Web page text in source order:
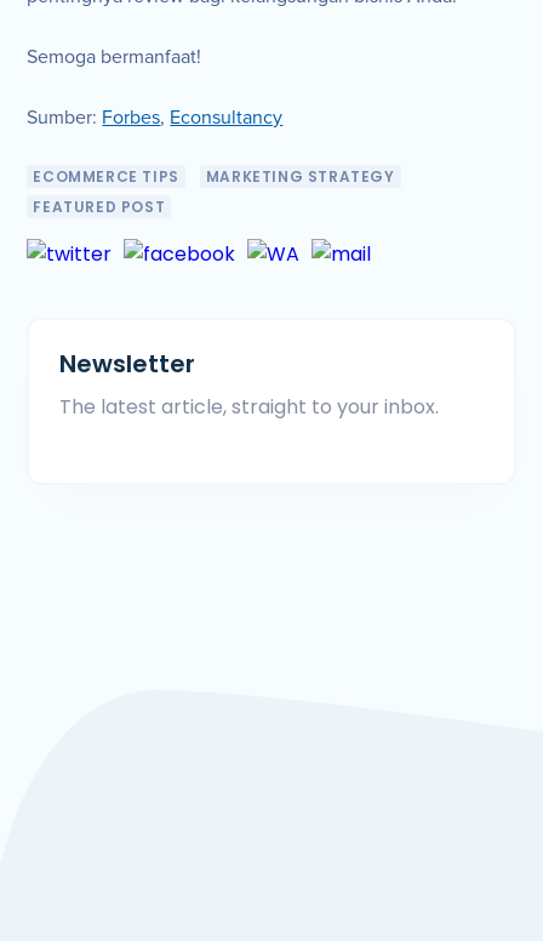
Semoga bermanfaat!
Sumber: Forbes, Econsultancy
ECOMMERCE TIPS
MARKETING STRATEGY
FEATURED POST
Newsletter
The latest article, straight to your inbox.